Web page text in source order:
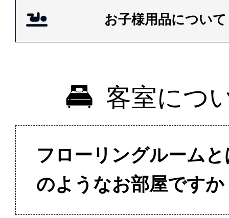
お子様用品につい
客室につ
フローリングルーム
のようなお部屋ですか